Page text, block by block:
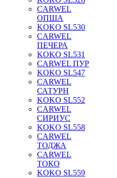
CARWEL
ОПША
KOKO SL530
CARWEL
ПЕЧЕРА
KOKO SL531
CARWEL ПУР
KOKO SL547
CARWEL
САТУРН
KOKO SL552
CARWEL
СИРИУС
KOKO SL558
CARWEL
ТОДЖА
CARWEL
ТОКО
KOKO SL559